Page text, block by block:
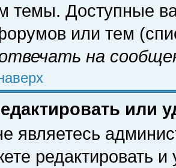
темы. Доступные
или тем
на
или
являетесь
редактировать и